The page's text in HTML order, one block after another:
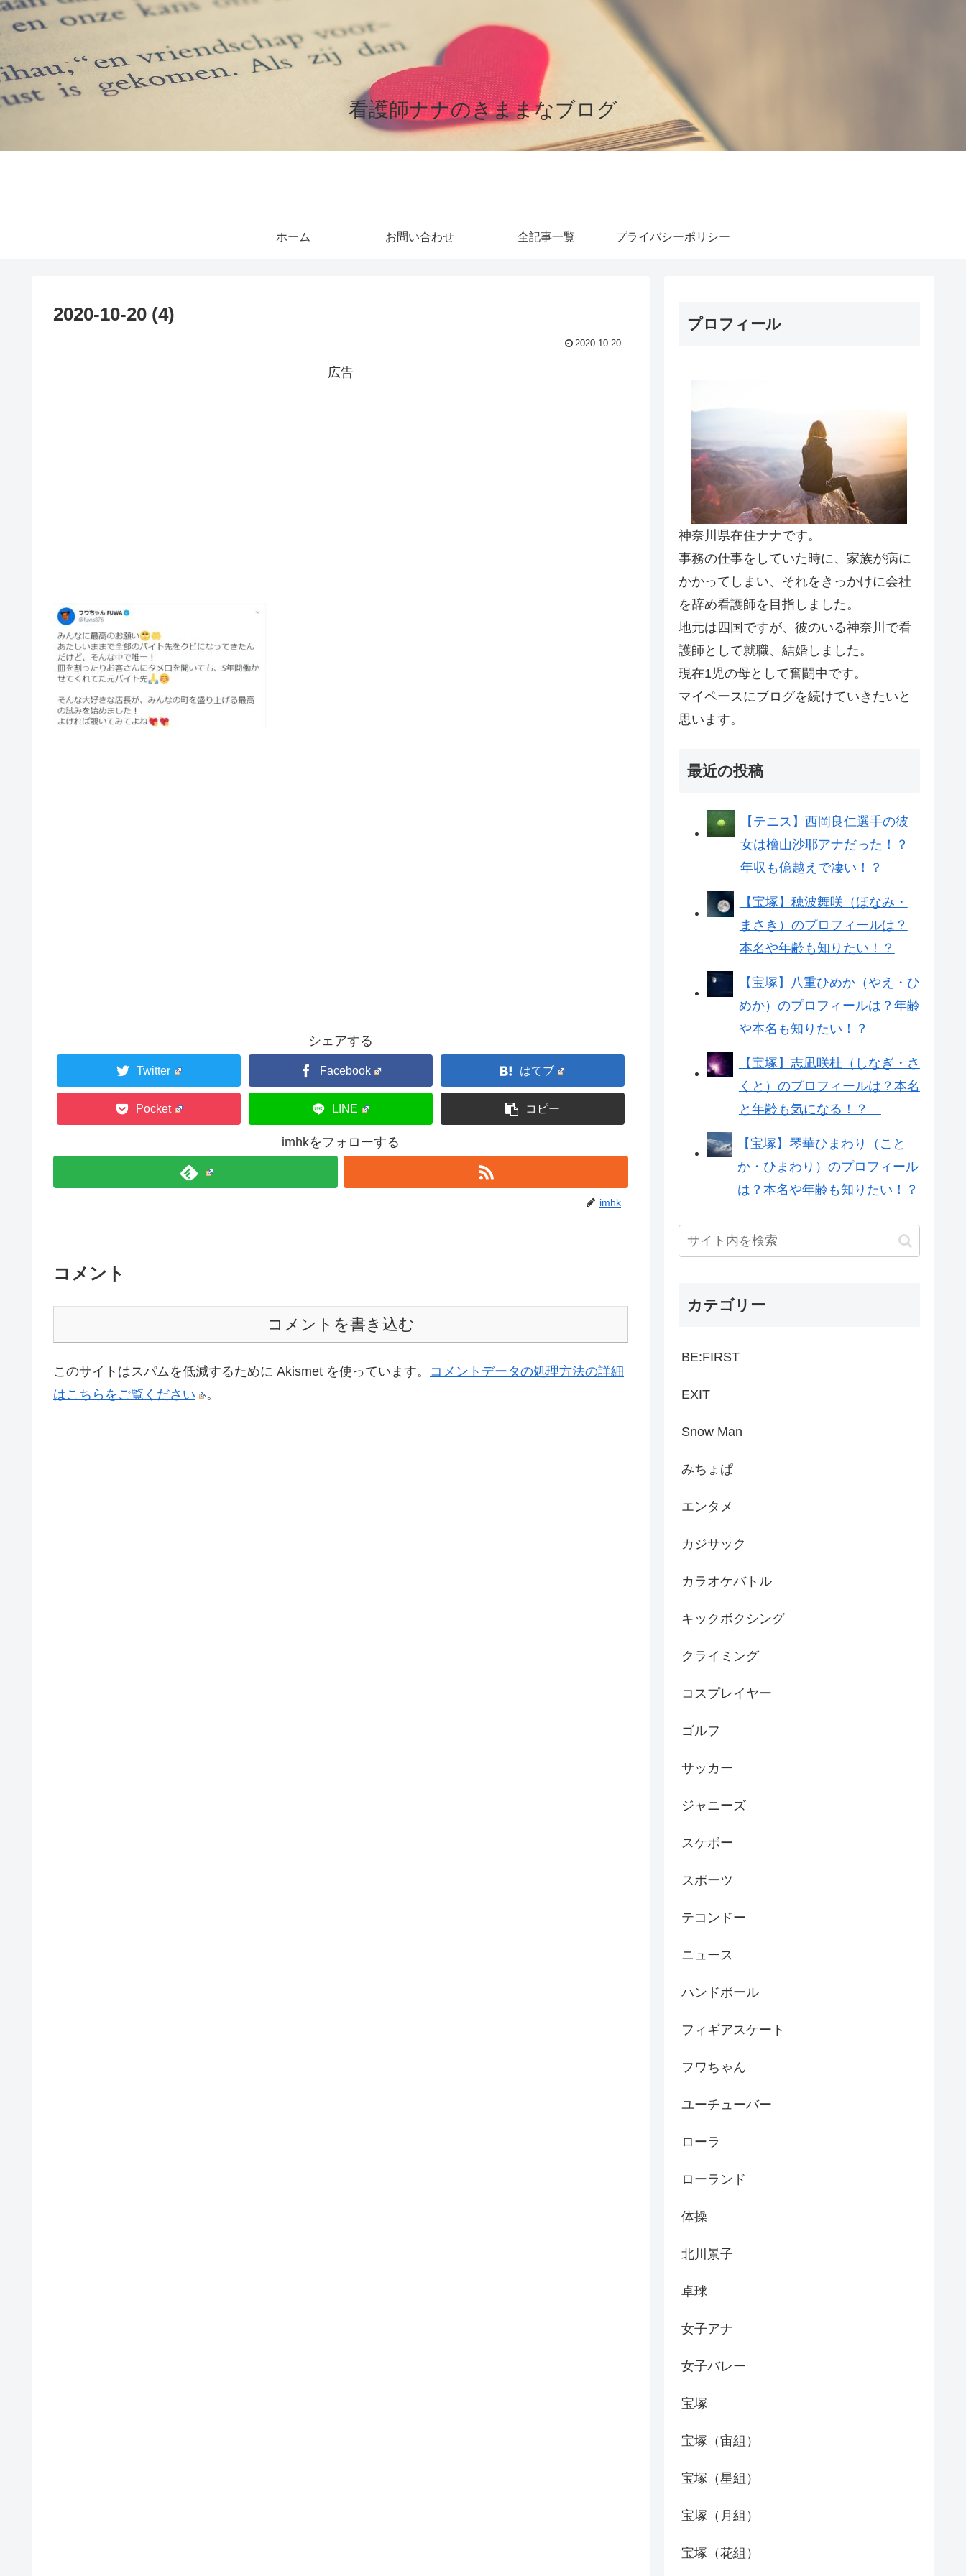
看護師ナナのきままなブログ
ホーム お問い合わせ 全記事一覧 プライバシーポリシー
2020-10-20 (4)
2020.10.20
広告
シェアする
Twitter Facebook はてブ
Pocket LINE コピー
imhkをフォローする
imhk
コメント
コメントを書き込む
このサイトはスパムを低減するために Akismet を使っています。 コメントデータの処理方法の詳細
はこちらをご覧ください
。
プロフィール
神奈川県在住ナナです。
事務の仕事をしていた時に、家族が病に
かかってしまい、それをきっかけに会社
を辞め看護師を目指しました。
地元は四国ですが、彼のいる神奈川で看
護師として就職、結婚しました。
現在1児の母として奮闘中です。
マイペースにブログを続けていきたいと
思います。
最近の投稿
【テニス】西岡良仁選手の彼
女は檜山沙耶アナだった！？
年収も億越えで凄い！？
【宝塚】穂波舞咲（ほなみ・
まさき）のプロフィールは？
本名や年齢も知りたい！？
【宝塚】八重ひめか（やえ・ひ
めか）のプロフィールは？年齢
や本名も知りたい！？
【宝塚】志凪咲杜（しなぎ・さ
くと）のプロフィールは？本名
と年齢も気になる！？
【宝塚】琴華ひまわり（こと
か・ひまわり）のプロフィール
は？本名や年齢も知りたい！？
カテゴリー
BE:FIRST
EXIT
Snow Man
みちょぱ
エンタメ
カジサック
カラオケバトル
キックボクシング
クライミング
コスプレイヤー
ゴルフ
サッカー
ジャニーズ
スケボー
スポーツ
テコンドー
ニュース
ハンドボール
フィギアスケート
フワちゃん
ユーチューバー
ローラ
ローランド
体操
北川景子
卓球
女子アナ
女子バレー
宝塚
宝塚（宙組）
宝塚（星組）
宝塚（月組）
宝塚（花組）